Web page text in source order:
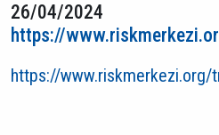
26/04/2024
https://
https://